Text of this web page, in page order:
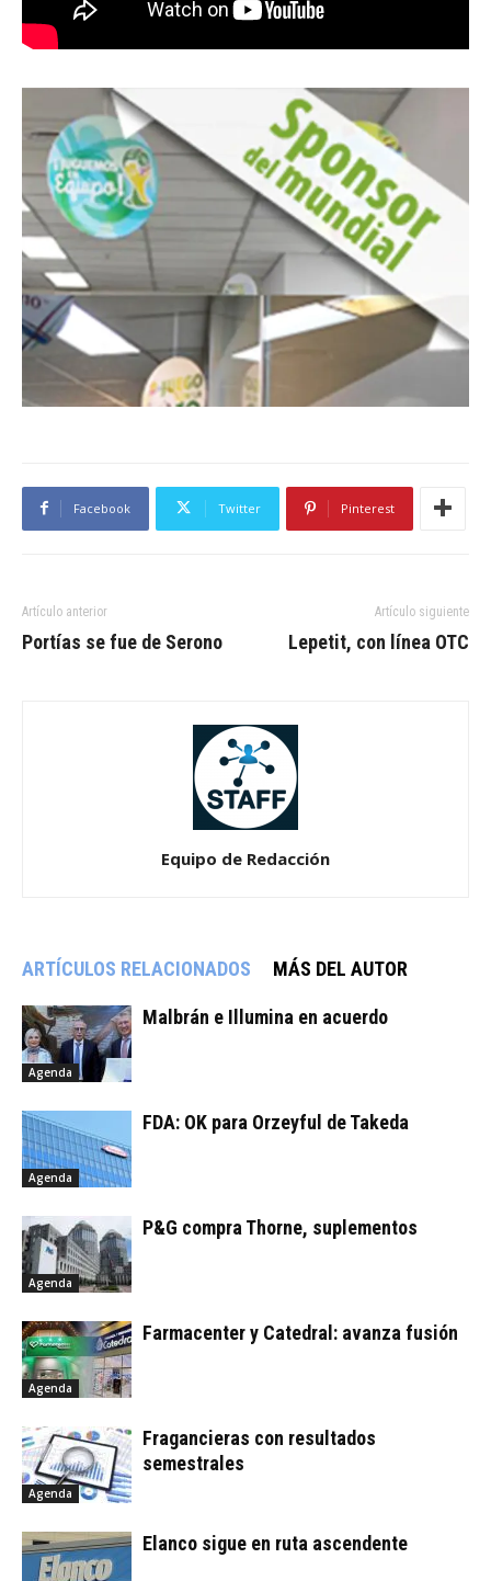
Facebook Twitter Pinterest
Artículo anterior
Portías se fue de Serono
Artículo siguiente
Lepetit, con línea OTC
Equipo de Redacción
ARTÍCULOS RELACIONADOS MÁS DEL AUTOR
Agenda
Malbrán e Illumina en acuerdo
Agenda
FDA: OK para Orzeyful de Takeda
Agenda
P&G compra Thorne, suplementos
Agenda
Farmacenter y Catedral: avanza fusión
Agenda
Fragancieras con resultados
semestrales
Elanco sigue en ruta ascendente